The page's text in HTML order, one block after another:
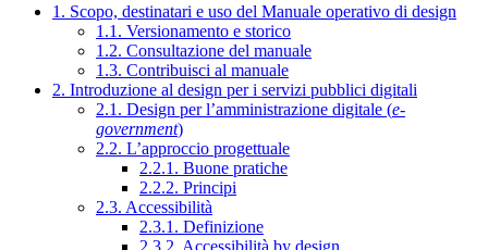
1. Scopo, destinatari e uso del Manuale operativo di design
1.1. Versionamento e storico
1.2. Consultazione del manuale
1.3. Contribuisci al manuale
2. Introduzione al design per i servizi pubblici digitali
2.1. Design per l’amministrazione digitale (e-
government)
2.2. L’approccio progettuale
2.2.1. Buone pratiche
2.2.2. Principi
2.3. Accessibilità
2.3.1. Definizione
2.3.2. Accessibilità by design